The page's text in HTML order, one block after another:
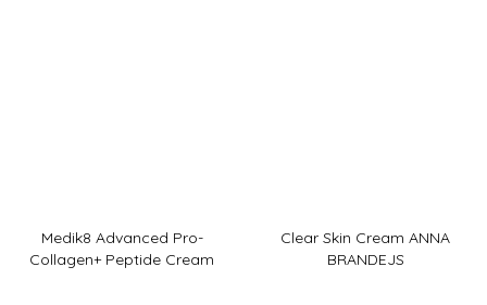
Medik8 Advanced Pro-
Collagen+ Peptide Cream
Clear Skin Cream ANNA
BRANDEJS